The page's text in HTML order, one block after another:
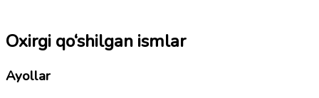
Oxirgi qo‘shilgan ismlar
Ayollar